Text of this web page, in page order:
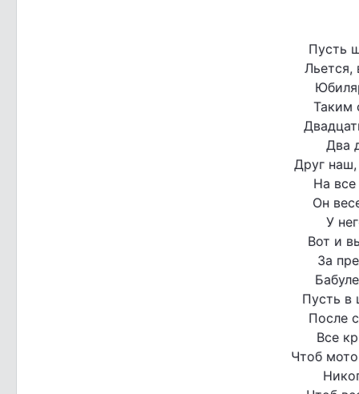
Пусть
Льется,
Таким
Два
Друг наш,
На
Он
У
Вот и
За
Пусть в
После
Все
Чтоб